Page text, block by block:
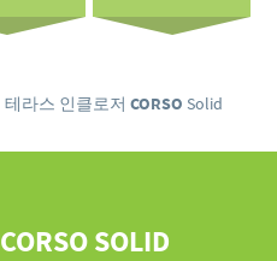
테라스 인클로저 CORSO Solid
CORSOSOLID